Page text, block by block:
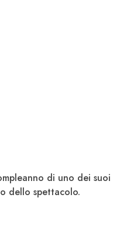
di uno dei suoi
dello spettacolo.